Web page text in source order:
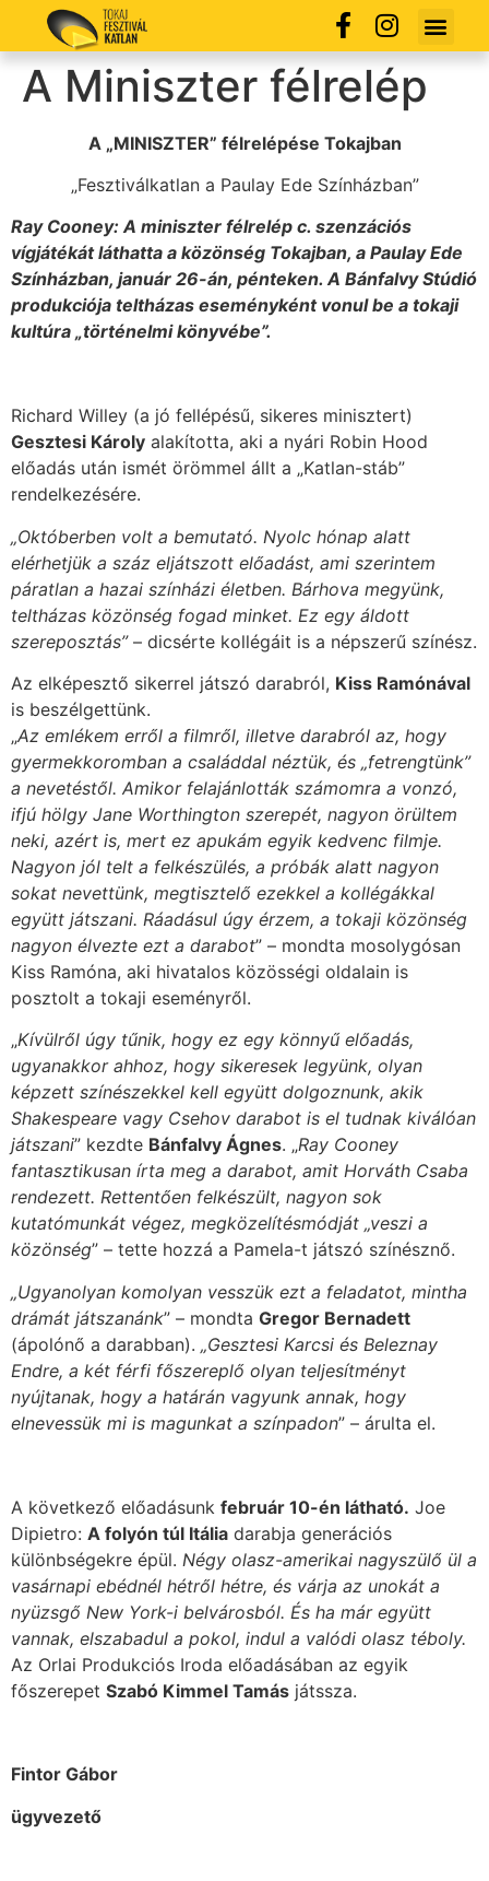
A Miniszter félrelép
A „MINISZTER” félrelépése Tokajban
„Fesztiválkatlan a Paulay Ede Színházban”
Ray Cooney: A miniszter félrelép c. szenzációs
vígjátékát láthatta a közönség Tokajban, a Paulay Ede
Színházban, január 26-án, pénteken. A Bánfalvy Stúdió
produkciója teltházas eseményként vonul be a tokaji
kultúra „történelmi könyvébe”.
Richard Willey (a jó fellépésű, sikeres minisztert)
Gesztesi Károly alakította, aki a nyári Robin Hood
előadás után ismét örömmel állt a „Katlan-stáb”
rendelkezésére.
„Októberben volt a bemutató. Nyolc hónap alatt
elérhetjük a száz eljátszott előadást, ami szerintem
páratlan a hazai színházi életben. Bárhova megyünk,
teltházas közönség fogad minket. Ez egy áldott
szereposztás”– dicsérte kollégáit is a népszerű színész.
Az elképesztő sikerrel játszó darabról, Kiss Ramónával
is beszélgettünk.
„Az emlékem erről a filmről, illetve darabról az, hogy
gyermekkoromban a családdal néztük, és „fetrengtünk”
a nevetéstől. Amikor felajánlották számomra a vonzó,
ifjú hölgy Jane Worthington szerepét, nagyon örültem
neki, azért is, mert ez apukám egyik kedvenc filmje.
Nagyon jól telt a felkészülés, a próbák alatt nagyon
sokat nevettünk, megtisztelő ezekkel a kollégákkal
együtt játszani. Ráadásul úgy érzem, a tokaji közönség
nagyon élvezte ezt a darabot” – mondta mosolygósan
Kiss Ramóna, aki hivatalos közösségi oldalain is
posztolt a tokaji eseményről.
„Kívülről úgy tűnik, hogy ez egy könnyű előadás,
ugyanakkor ahhoz, hogy sikeresek legyünk, olyan
képzett színészekkel kell együtt dolgoznunk, akik
Shakespeare vagy Csehov darabot is el tudnak kiválóan
játszani” kezdte Bánfalvy Ágnes. „Ray Cooney
fantasztikusan írta meg a darabot, amit Horváth Csaba
rendezett. Rettentően felkészült, nagyon sok
kutatómunkát végez, megközelítésmódját „veszi a
közönség” – tette hozzá a Pamela-t játszó színésznő.
„Ugyanolyan komolyan vesszük ezt a feladatot, mintha
drámát játszanánk” – mondta Gregor Bernadett
(ápolónő a darabban). „Gesztesi Karcsi és Beleznay
Endre, a két férfi főszereplő olyan teljesítményt
nyújtanak, hogy a határán vagyunk annak, hogy
elnevessük mi is magunkat a színpadon” – árulta el.
A következő előadásunk február 10-én látható. Joe
Dipietro: A folyón túl Itália darabja generációs
különbségekre épül. Négy olasz-amerikai nagyszülő ül a
vasárnapi ebédnél hétről hétre, és várja az unokát a
nyüzsgő New York-i belvárosból. És ha már együtt
vannak, elszabadul a pokol, indul a valódi olasz téboly.
Az Orlai Produkciós Iroda előadásában az egyik
főszerepet Szabó Kimmel Tamás játssza.
Fintor Gábor
ügyvezető